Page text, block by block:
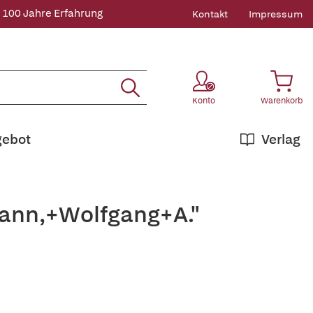
Jahre Erfahrung Kontakt Impressum
Konto Warenkorb
Verlag